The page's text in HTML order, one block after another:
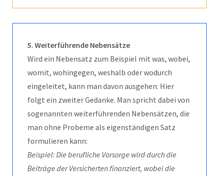
5. Weiterführende Nebensätze
Wird ein Nebensatz zum Beispiel mit was, wobei,
womit, wohingegen, weshalb oder wodurch
eingeleitet, kann man davon ausgehen: Hier
folgt ein zweiter Gedanke. Man spricht dabei von
sogenannten weiterführenden Nebensätzen, die
man ohne Probeme als eigenständigen Satz
formulieren kann:
Beispiel: Die berufliche Vorsorge wird durch die
Beiträge der Versicherten finanziert, wobei die